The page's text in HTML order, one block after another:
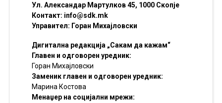
Ул. Александар Мартулков 45, 1000 Скопје
Контакт: info@sdk.mk
Управител: Горан Михајловски
Дигитална редакција „Сакам да кажам“
Главен и одговорен уредник:
Горан Михајловски
Заменик главен и одговорен уредник:
Марина Костова
Менаџер на социјални мрежи: